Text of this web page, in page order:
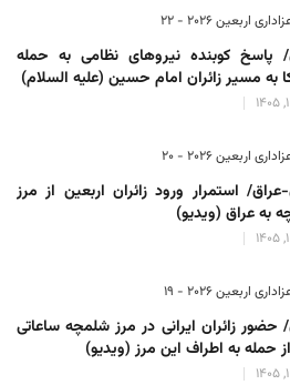
اربعین ۲۰۲۶ - 22
پاسخ کوبنده نیروهای نظامی به حمله
به مسیر زائران امام حسین (علیه السلام)
اربعین ۲۰۲۶ - 20
عراق/ استمرار ورود زائران اربعین از مرز
به عراق (ویدیو)
اربعین ۲۰۲۶ - 19
حضور زائران ایرانی در مرز شلمچه ساعاتی
حمله به اطراف این مرز (ویدیو)